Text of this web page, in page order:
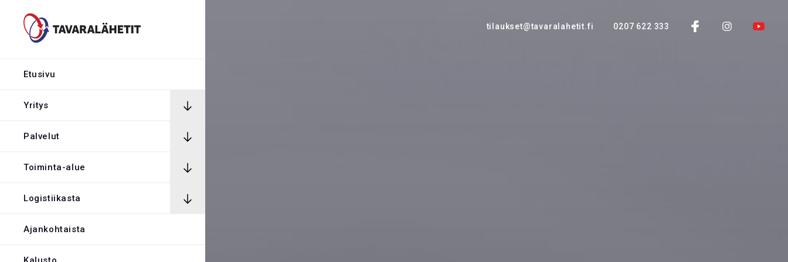
Etusivu
Yritys
Palvelut
Toiminta-alue
Logistiikasta
Ajankohtaista
Hintalaskuri
Rahtikirja
Yhteystiedot
tilaukset@tavaralahetit.fi 0207 622 333